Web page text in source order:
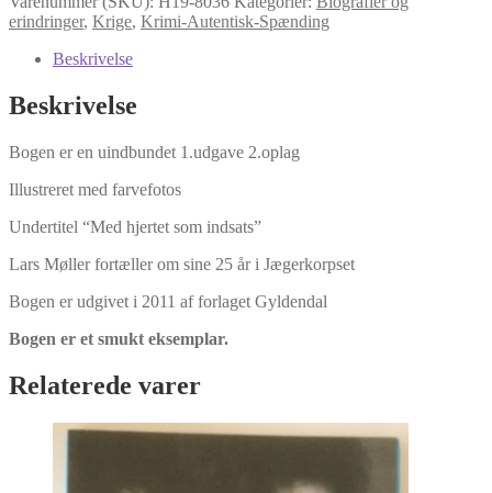
af
Møller
erindringer, Krige, Krimi-Autentisk-Spænding
Beskrivelse
Beskrivelse
Bogen er en uindbundet 1.udgave 2.oplag
Illustreret med farvefotos
Undertitel “Med hjertet som indsats”
Lars Møller fortæller om sine 25 år i Jægerkorpset
Bogen er udgivet i 2011 af forlaget Gyldendal
Bogen er et smukt eksemplar.
Relaterede varer